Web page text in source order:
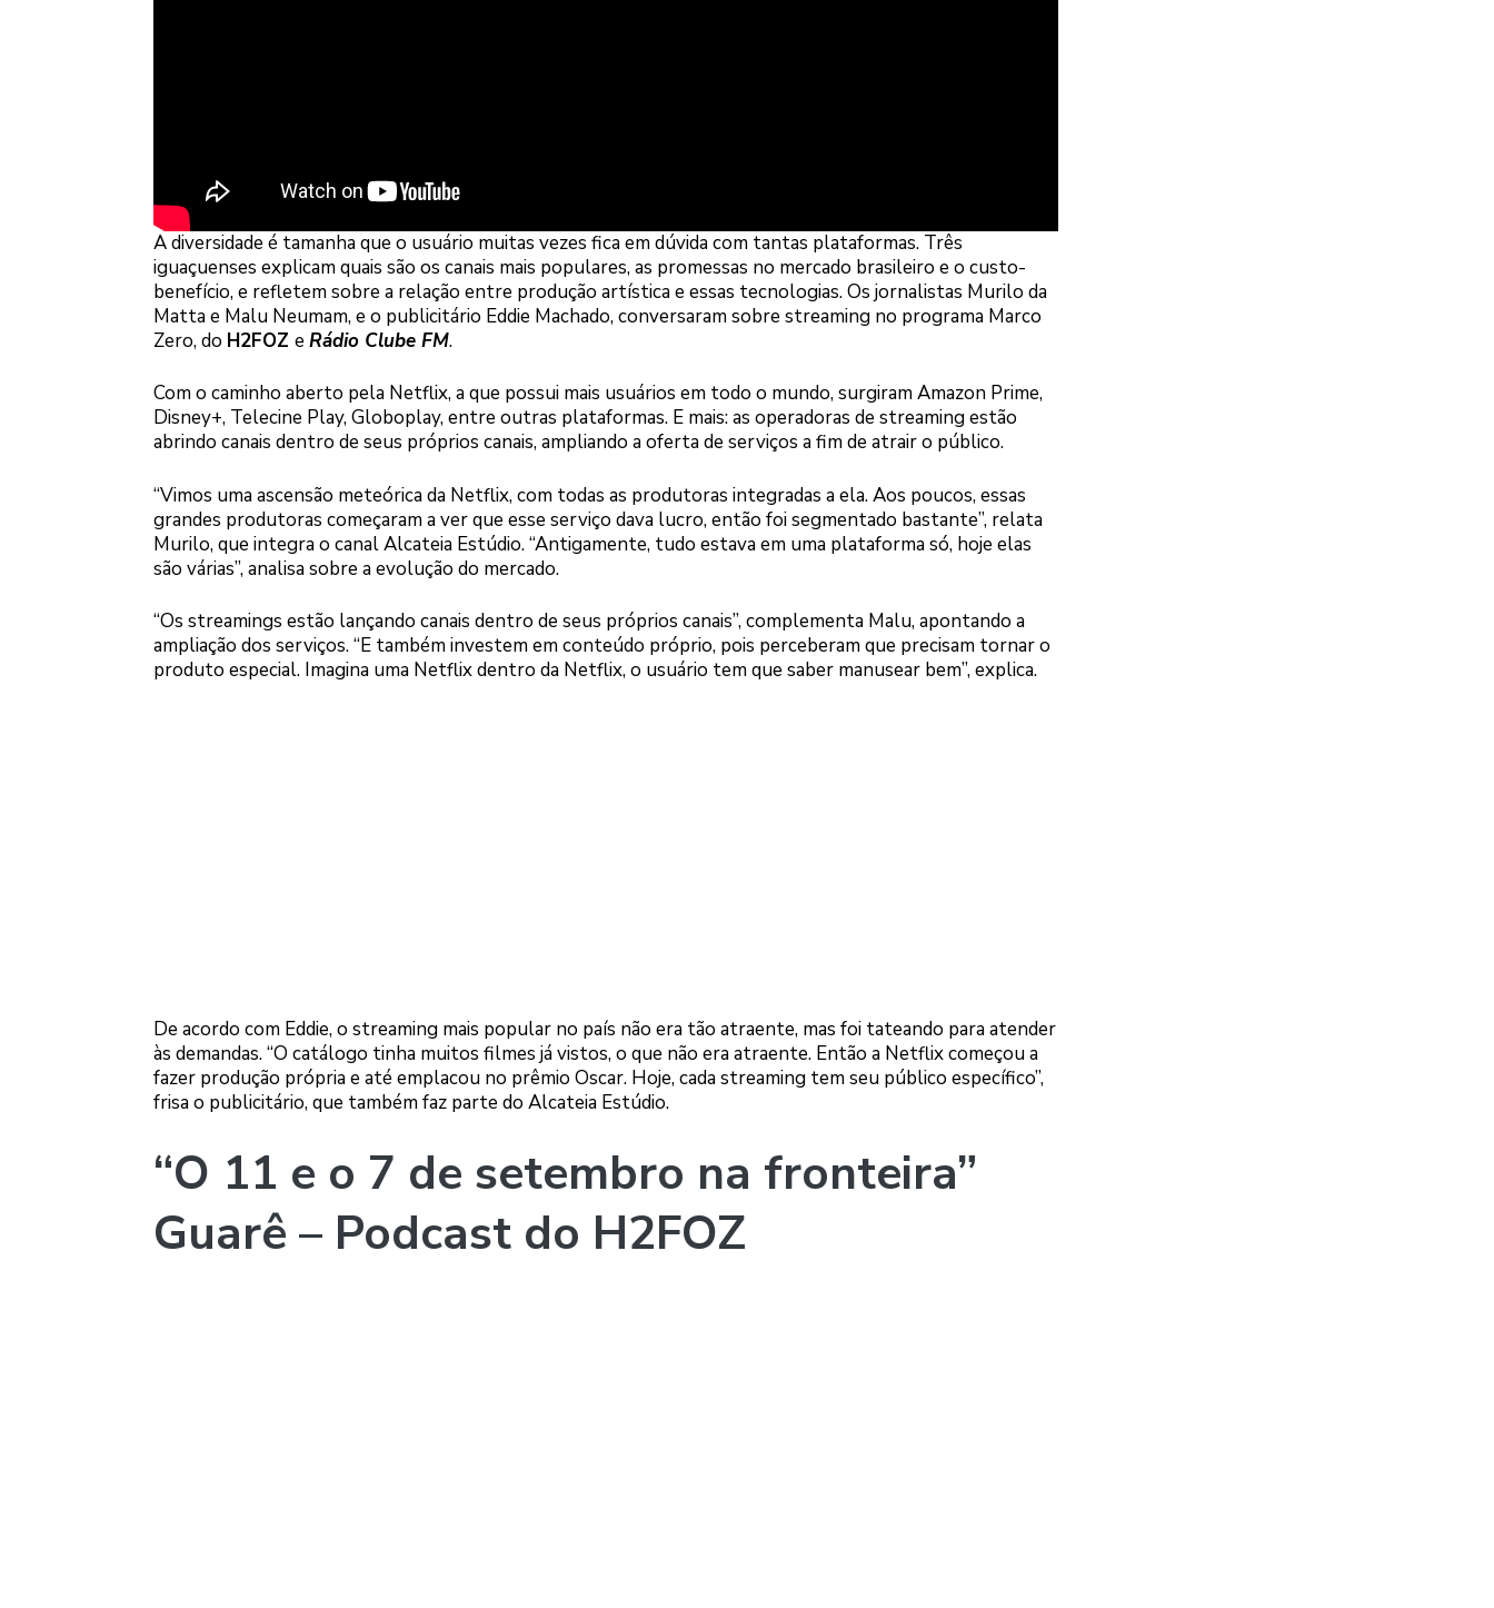
A diversidade é tamanha que o usuário muitas vezes fica em dúvida com tantas plataformas. Três
iguaçuenses explicam quais são os canais mais populares, as promessas no mercado brasileiro e o custo-
benefício, e refletem sobre a relação entre produção artística e essas tecnologias. Os jornalistas Murilo da
Matta e Malu Neumam, e o publicitário Eddie Machado, conversaram sobre streaming no programa Marco
Zero, do H2FOZ e Rádio Clube FM.
Com o caminho aberto pela Netflix, a que possui mais usuários em todo o mundo, surgiram Amazon Prime,
Disney+, Telecine Play, Globoplay, entre outras plataformas. E mais: as operadoras de streaming estão
abrindo canais dentro de seus próprios canais, ampliando a oferta de serviços a fim de atrair o público.
“Vimos uma ascensão meteórica da Netflix, com todas as produtoras integradas a ela. Aos poucos, essas
grandes produtoras começaram a ver que esse serviço dava lucro, então foi segmentado bastante”, relata
Murilo, que integra o canal Alcateia Estúdio. “Antigamente, tudo estava em uma plataforma só, hoje elas
são várias”, analisa sobre a evolução do mercado.
“Os streamings estão lançando canais dentro de seus próprios canais”, complementa Malu, apontando a
ampliação dos serviços. “E também investem em conteúdo próprio, pois perceberam que precisam tornar o
produto especial. Imagina uma Netflix dentro da Netflix, o usuário tem que saber manusear bem”, explica.
De acordo com Eddie, o streaming mais popular no país não era tão atraente, mas foi tateando para atender
às demandas. “O catálogo tinha muitos filmes já vistos, o que não era atraente. Então a Netflix começou a
fazer produção própria e até emplacou no prêmio Oscar. Hoje, cada streaming tem seu público específico”,
frisa o publicitário, que também faz parte do Alcateia Estúdio.
“O 11 e o 7 de setembro na fronteira”
Guarê – Podcast do H2FOZ